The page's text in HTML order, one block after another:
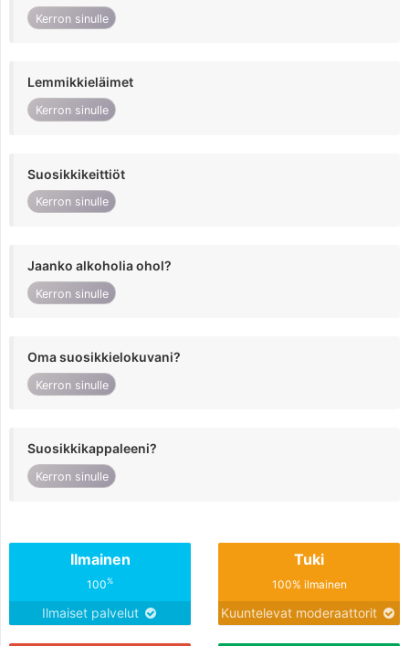
Kerron sinulle
Lemmikkieläimet
Kerron sinulle
Suosikkikeittiöt
Kerron sinulle
Jaanko alkoholia ohol?
Kerron sinulle
Oma suosikkielokuvani?
Kerron sinulle
Suosikkikappaleeni?
Kerron sinulle
Ilmainen
100%
Ilmaiset palvelut
Tuki
100% ilmainen
Kuuntelevat moderaattorit